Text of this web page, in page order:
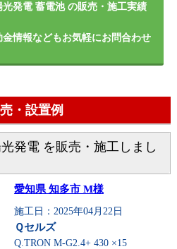
発電 蓄電池 の販売・施工実績
情報などもお気軽にお問合わせ
・設置例
発電 を販売・施工しまし
愛知県 知多市 M様
施工日：2025年04月22日
Ｑセルズ
Q.TRON M-G2.4+ 430 ×15